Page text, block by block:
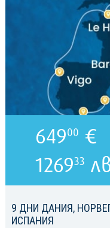
9 ДНИ ДАНИЯ,
ИСПАНИЯ
64900 €
126933